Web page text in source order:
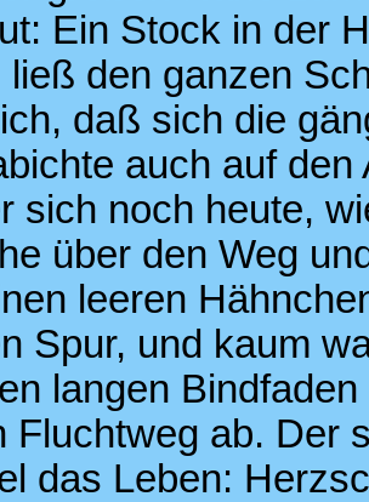
Ein Stock in der
ließ den ganzen
daß sich die
auch auf
sich noch heute,
über den Weg
leeren
Spur, und kaum
langen
Fluchtweg ab. Der
das Leben: